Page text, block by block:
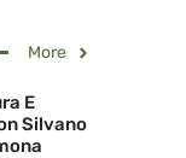
More
E
Silvano